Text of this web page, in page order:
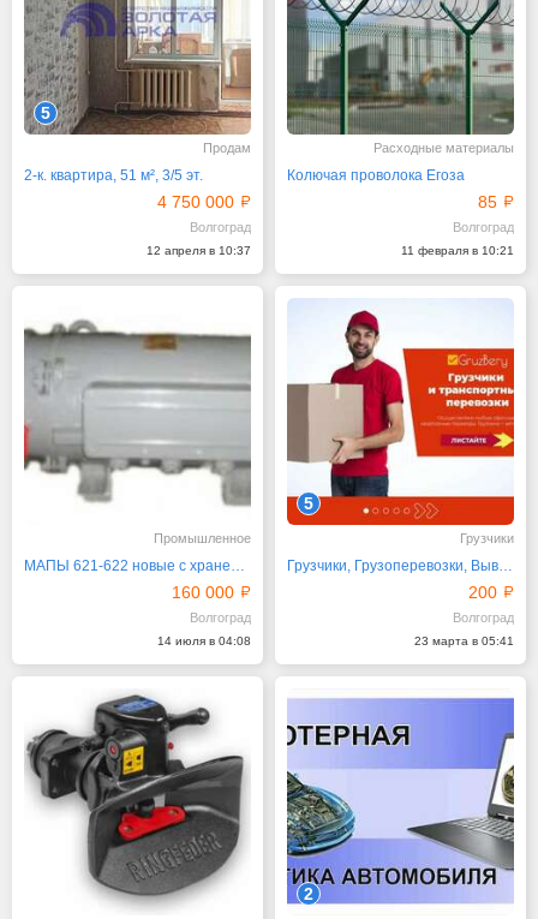
5
Продам
2-к. квартира, 51 м², 3/5 эт.
4 750 000
Волгоград
12 апреля в 10:37
Расходные материалы
Колючая проволока Егоза
85
Волгоград
11 февраля в 10:21
Промышленное
160 000
Волгоград
14 июля в 04:08
5
Грузчики
200
Волгоград
23 марта в 05:41
2